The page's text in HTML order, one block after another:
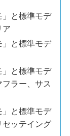
」と標準モデ
」と標準モデ
」と標準モデ
ラー、サス
」と標準モデ
ッテイング